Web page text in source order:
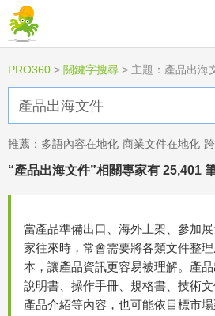
PRO360 > 關鍵字搜尋 > 主題：產品出海
推薦： 多語內容在地化 商業文件在地化
“產品出海文件”相關專家有 25,401
當產品準備出口、海外上架、參加
家往來時，常會需要將各類文件整
本，讓產品資訊更容易被理解。產
說明書、操作手冊、規格書、技術
產品介紹等內容，也可能依目標市